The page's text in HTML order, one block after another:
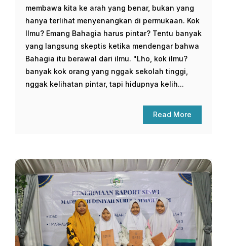
membawa kita ke arah yang benar, bukan yang
hanya terlihat menyenangkan di permukaan. Kok
Ilmu? Emang Bahagia harus pintar? Tentu banyak
yang langsung skeptis ketika mendengar bahwa
Bahagia itu berawal dari ilmu. "Lho, kok ilmu?
banyak kok orang yang nggak sekolah tinggi,
nggak kelihatan pintar, tapi hidupnya kelih...
Read More